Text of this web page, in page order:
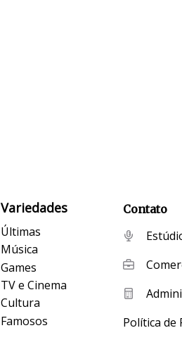
Variedades
Últimas
Música
Games
TV e Cinema
Cultura
Famosos
Contato
Política de